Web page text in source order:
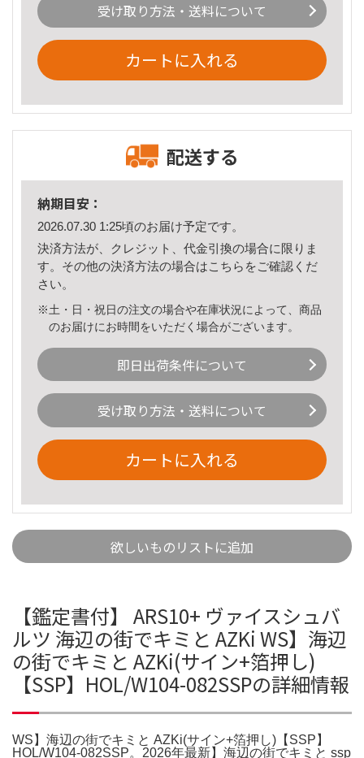
受け取り方法・送料について
カートに入れる
配送する
納期目安：
2026.07.30 1:25頃のお届け予定です。
決済方法が、クレジット、代金引換の場合に限りま
す。その他の決済方法の場合はこちら をご確認くだ
さい。
※土・日・祝日の注文の場合や在庫状況によって、商品
のお届けにお時間をいただく場合がございます。
即日出荷条件について
受け取り方法・送料について
カートに入れる
欲しいものリストに追加
【鑑定書付】 ARS10+ ヴァイスシュバ
ルツ 海辺の街でキミと AZKi WS】海辺
の街でキミと AZKi(サイン+箔押し)
【SSP】HOL/W104-082SSPの詳細情報
WS】海辺の街でキミと AZKi(サイン+箔押し)【SSP】
HOL/W104-082SSP。2026年最新】海辺の街でキミと ssp